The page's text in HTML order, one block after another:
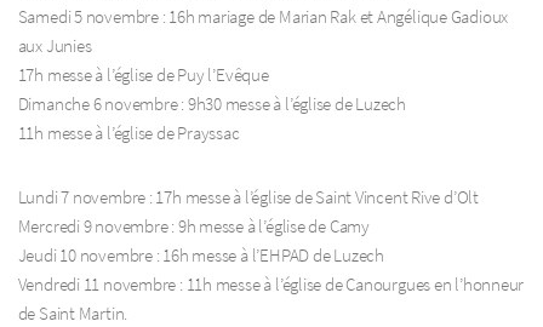
Samedi 5 novembre : 16h mariage de Marian Rak et Angélique Gadioux
aux Junies
17h messe à l’église de Puy l’Evêque
Dimanche 6 novembre : 9h30 messe à l’église de Luzech
11h messe à l’église de Prayssac
Lundi 7 novembre : 17h messe à l’église de Saint Vincent Rive d’Olt
Mercredi 9 novembre : 9h messe à l’église de Camy
Jeudi 10 novembre : 16h messe à l’EHPAD de Luzech
Vendredi 11 novembre : 11h messe à l’église de Canourgues en l’honneur
de Saint Martin.